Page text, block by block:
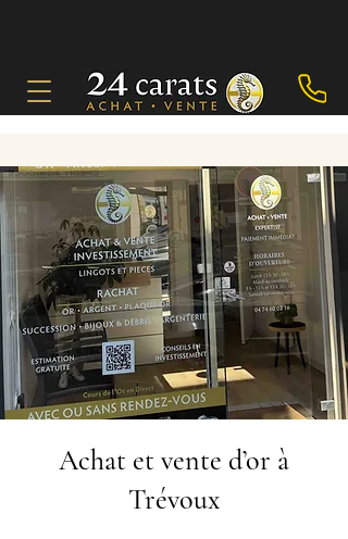
Achat et vente d’or à
Trévoux